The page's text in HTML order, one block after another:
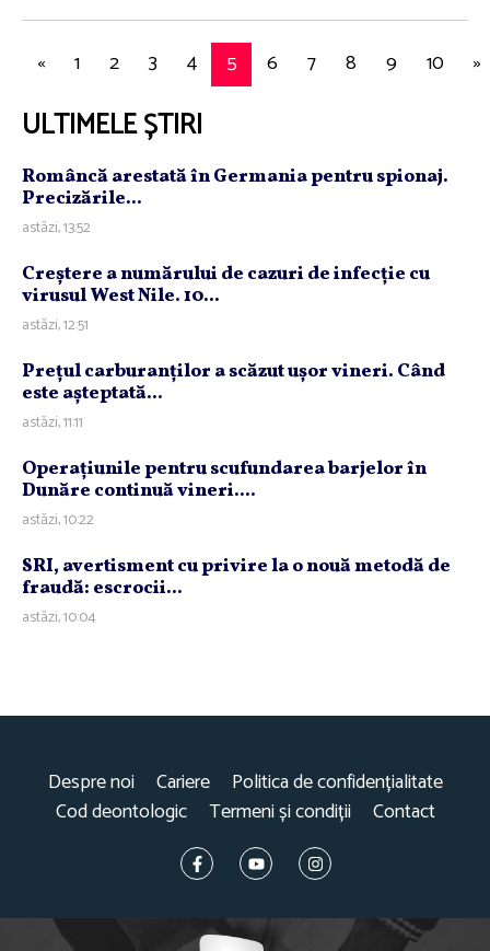
« 1 2 3 4 5 6 7 8 9 10 »
ULTIMELE ȘTIRI
Româncă arestată în Germania pentru spionaj.
Precizările...
astăzi, 13:52
Creştere a numărului de cazuri de infecţie cu
virusul West Nile. 10...
astăzi, 12:51
Preţul carburanţilor a scăzut uşor vineri. Când
este aşteptată...
astăzi, 11:11
Operaţiunile pentru scufundarea barjelor în
Dunăre continuă vineri....
astăzi, 10:22
SRI, avertisment cu privire la o nouă metodă de
fraudă: escrocii...
astăzi, 10:04
Despre noi Cariere
Politica de confidențialitate
Cod deontologic
Termeni și condiții Contact